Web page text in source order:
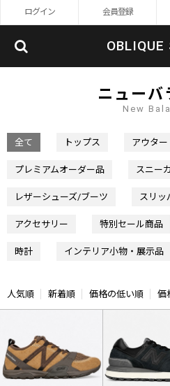
ログイン 会員登録
OBLIQUE
ニューバ
New
全て トップス アウター
プレミアムオーダー品 スニー
レザーシューズ/ブーツ スリッ
アクセサリー 特別セール商品
時計 インテリア小物・展示品
人気順 新着順 価格の低い順 価